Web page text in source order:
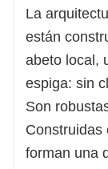
La
están
abeto local,
espiga: sin
Son
Construidas
forman una